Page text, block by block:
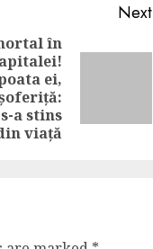
Next
în
ei,
a stins
viață